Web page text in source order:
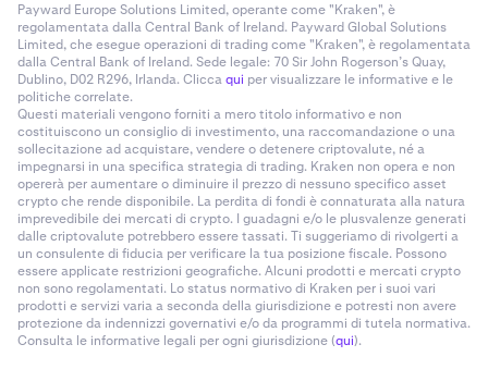
Payward Europe Solutions Limited, operante come "Kraken", è
regolamentata dalla Central Bank of Ireland. Payward Global Solutions
Limited, che esegue operazioni di trading come "Kraken", è regolamentata
dalla Central Bank of Ireland. Sede legale: 70 Sir John Rogerson’s Quay,
Dublino, D02 R296, Irlanda. Cliccaqui per visualizzare le informative e le
politiche correlate.
Questi materiali vengono forniti a mero titolo informativo e non
costituiscono un consiglio di investimento, una raccomandazione o una
sollecitazione ad acquistare, vendere o detenere criptovalute, né a
impegnarsi in una specifica strategia di trading. Kraken non opera e non
opererà per aumentare o diminuire il prezzo di nessuno specifico asset
crypto che rende disponibile. La perdita di fondi è connaturata alla natura
imprevedibile dei mercati di crypto. I guadagni e/o le plusvalenze generati
dalle criptovalute potrebbero essere tassati. Ti suggeriamo di rivolgerti a
un consulente di fiducia per verificare la tua posizione fiscale. Possono
essere applicate restrizioni geografiche. Alcuni prodotti e mercati crypto
non sono regolamentati. Lo status normativo di Kraken per i suoi vari
prodotti e servizi varia a seconda della giurisdizione e potresti non avere
protezione da indennizzi governativi e/o da programmi di tutela normativa.
Consulta le informative legali per ogni giurisdizione (qui).